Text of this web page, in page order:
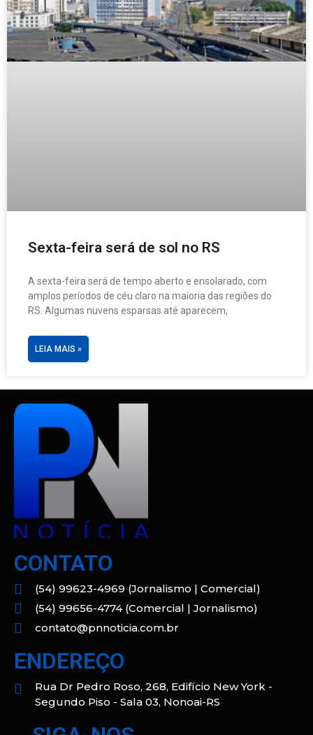
Sexta-feira será de sol no RS
A sexta-feira será de tempo aberto e ensolarado, com
amplos períodos de céu claro na maioria das regiões do
RS. Algumas nuvens esparsas até aparecem,
LEIA MAIS »
CONTATO
(54) 99623-4969 (Jornalismo | Comercial)
(54) 99656-4774 (Comercial | Jornalismo)
contato@pnnoticia.com.br
ENDEREÇO
Rua Dr Pedro Roso, 268, Edifício New York -
Segundo Piso - Sala 03, Nonoai-RS